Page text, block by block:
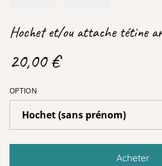
Hochet et/ou attache tétine
20,00 €
OPTION
Acheter